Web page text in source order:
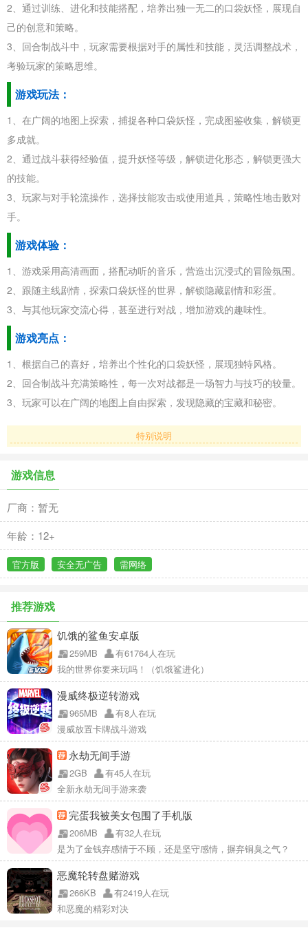
2、通过训练、进化和技能搭配，培养出独一无二的口袋妖怪，展现自
己的创意和策略。
3、回合制战斗中，玩家需要根据对手的属性和技能，灵活调整战术，
考验玩家的策略思维。
游戏玩法：
1、在广阔的地图上探索，捕捉各种口袋妖怪，完成图鉴收集，解锁更
多成就。
2、通过战斗获得经验值，提升妖怪等级，解锁进化形态，解锁更强大
的技能。
3、玩家与对手轮流操作，选择技能攻击或使用道具，策略性地击败对
手。
游戏体验：
1、游戏采用高清画面，搭配动听的音乐，营造出沉浸式的冒险氛围。
2、跟随主线剧情，探索口袋妖怪的世界，解锁隐藏剧情和彩蛋。
3、与其他玩家交流心得，甚至进行对战，增加游戏的趣味性。
游戏亮点：
1、根据自己的喜好，培养出个性化的口袋妖怪，展现独特风格。
2、回合制战斗充满策略性，每一次对战都是一场智力与技巧的较量。
3、玩家可以在广阔的地图上自由探索，发现隐藏的宝藏和秘密。
特别说明
游戏信息
厂商：暂无
年龄：12+
官方版 安全无广告 需网络
推荐游戏
饥饿的鲨鱼安卓版
259MB
有61764人在玩
我的世界你要来玩吗！（饥饿鲨进化）
漫威终极逆转游戏
965MB
有8人在玩
漫威放置卡牌战斗游戏
永劫无间手游
2GB
有45人在玩
全新永劫无间手游来袭
完蛋我被美女包围了手机版
206MB
有32人在玩
是为了金钱弃感情于不顾，还是坚守感情，摒弃铜臭之气？
恶魔轮转盘赌游戏
266KB
有2419人在玩
和恶魔的精彩对决